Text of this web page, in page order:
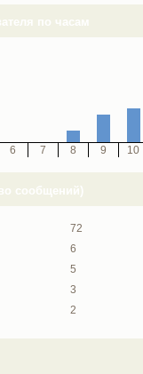
по часам
6 7 8 9 10
сообщений)
72
6
5
3
2